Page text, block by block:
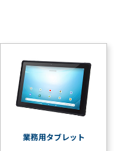
業務用タブレット